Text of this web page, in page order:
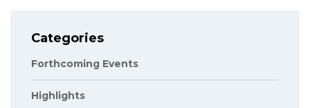
Categories
Forthcoming Events
Highlights